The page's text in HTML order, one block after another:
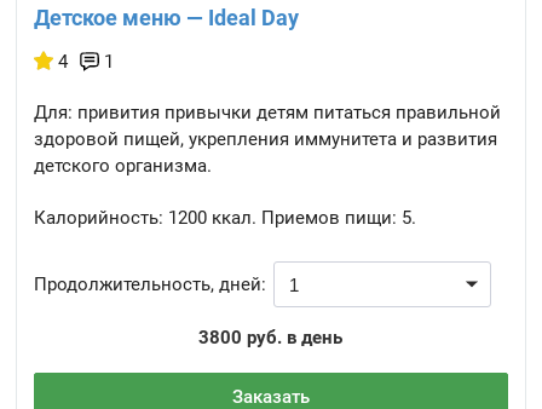
Детское меню — Ideal Day
4 1
Для: привития привычки детям питаться правильной
здоровой пищей, укрепления иммунитета и развития
детского организма.
Калорийность: 1200 ккал. Приемов пищи: 5.
Продолжительность, дней:
3800 руб. в день
Заказать